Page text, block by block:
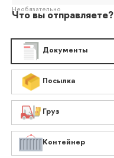
Необязательно
Что вы отправляете?
Документы
Посылка
Груз
Контейнер